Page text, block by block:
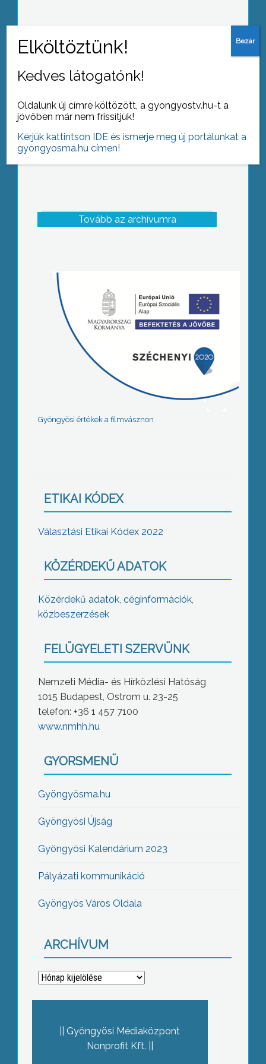
Hatodik alkalommal került sor a Mátra
Tovább az archívumra
Gyöngyösi értékek a filmvásznon
ETIKAI KÓDEX
Választási Etikai Kódex 2022
KÖZÉRDEKŰ ADATOK
Közérdekű adatok, céginformációk,
közbeszerzések
FELÜGYELETI SZERVÜNK
Nemzeti Média- és Hírközlési Hatóság
1015 Budapest, Ostrom u. 23-25
telefon: +36 1 457 7100
www.nmhh.hu
GYORSMENÜ
Gyöngyösma.hu
Gyöngyösi Újság
Gyöngyösi Kalendárium 2023
Pályázati kommunikáció
Gyöngyös Város Oldala
ARCHÍVUM
Archívum
Gyöngyösi Médiaközpont
Nonprofit Kft.
Kedves látogatónk!
Oldalunk új címre költözött, a gyongyostv.hu-t a
jövőben már nem frissítjük!
Kérjük kattintson IDE és ismerje meg új portálunkat a
gyongyosma.hu címen!